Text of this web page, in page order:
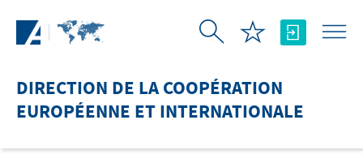
DIRECTION DE LA COOPÉRATION
EUROPÉENNE ET INTERNATIONALE